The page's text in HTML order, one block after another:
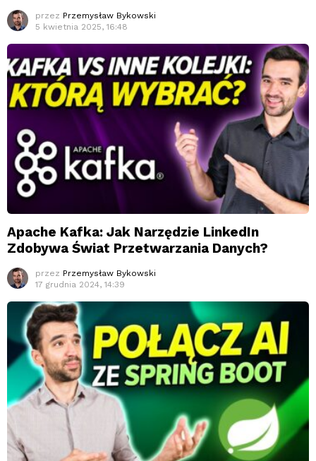
przez Przemysław Bykowski
5 kwietnia 2025, 16:48
Apache Kafka: Jak Narzędzie LinkedIn
Zdobywa Świat Przetwarzania Danych?
przez Przemysław Bykowski
17 grudnia 2024, 14:39